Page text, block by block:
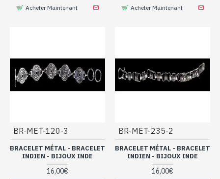
Acheter Maintenant Acheter Maintenant
BR-MET-120-3
BRACELET MÉTAL - BRACELET
INDIEN - BIJOUX INDE
16,00€
BR-MET-235-2
BRACELET MÉTAL - BRACELET
INDIEN - BIJOUX INDE
16,00€